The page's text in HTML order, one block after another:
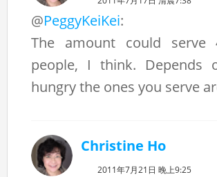
@PeggyKeiKei:
The amount could
people, I think. Depends
hungry the ones you serve
Christine Ho
2011年7月21日 晚上9:25